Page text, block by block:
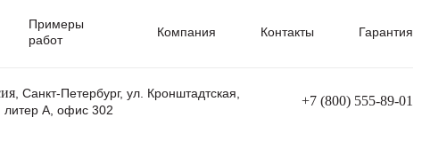
Примеры
работ
Компания Контакты Гарантия
, Санкт-Петербург, ул. Кронштадтская,
литер А, офис 302
+7 (800) 555-89-01